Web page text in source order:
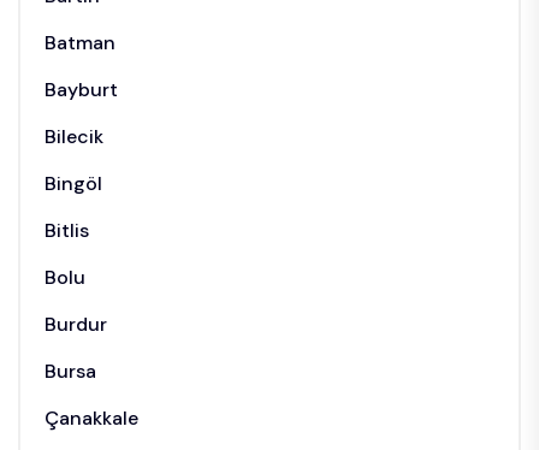
Batman
Bayburt
Bilecik
Bingöl
Bitlis
Bolu
Burdur
Bursa
Çanakkale